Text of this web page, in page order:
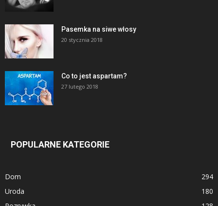
Pasemka na siwe włosy
20 stycznia 2018
Co to jest aspartam?
27 lutego 2018
POPULARNE KATEGORIE
Dom
294
Uroda
180